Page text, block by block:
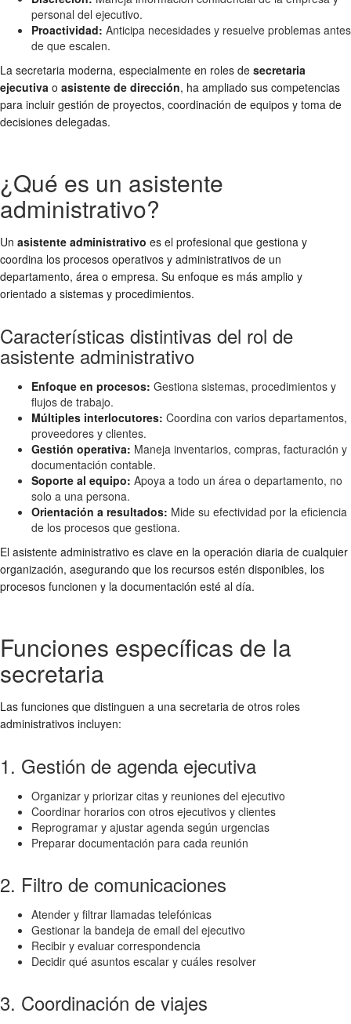
personal del ejecutivo.
Proactividad: Anticipa necesidades y resuelve problemas antes
de que escalen.
La secretaria moderna, especialmente en roles de secretaria
ejecutiva o asistente de dirección, ha ampliado sus competencias
para incluir gestión de proyectos, coordinación de equipos y toma de
decisiones delegadas.
¿Qué es un asistente
administrativo?
Un asistente administrativo es el profesional que gestiona y
coordina los procesos operativos y administrativos de un
departamento, área o empresa. Su enfoque es más amplio y
orientado a sistemas y procedimientos.
Características distintivas del rol de
asistente administrativo
Enfoque en procesos: Gestiona sistemas, procedimientos y
flujos de trabajo.
Múltiples interlocutores: Coordina con varios departamentos,
proveedores y clientes.
Gestión operativa: Maneja inventarios, compras, facturación y
documentación contable.
Soporte al equipo: Apoya a todo un área o departamento, no
solo a una persona.
Orientación a resultados: Mide su efectividad por la eficiencia
de los procesos que gestiona.
El asistente administrativo es clave en la operación diaria de cualquier
organización, asegurando que los recursos estén disponibles, los
procesos funcionen y la documentación esté al día.
Funciones específicas de la
secretaria
Las funciones que distinguen a una secretaria de otros roles
administrativos incluyen:
1. Gestión de agenda ejecutiva
Organizar y priorizar citas y reuniones del ejecutivo
Coordinar horarios con otros ejecutivos y clientes
Reprogramar y ajustar agenda según urgencias
Preparar documentación para cada reunión
2. Filtro de comunicaciones
Atender y filtrar llamadas telefónicas
Gestionar la bandeja de email del ejecutivo
Recibir y evaluar correspondencia
Decidir qué asuntos escalar y cuáles resolver
3. Coordinación de viajes